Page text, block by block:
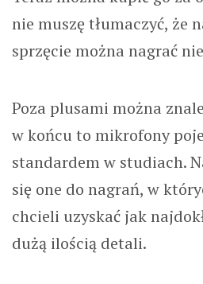
nie muszę tłumaczyć, że
sprzęcie można nagrać
Poza plusami można
w końcu to mikrofony
standardem w studiach.
się one do nagrań, w
chcieli uzyskać jak
dużą ilością detali.